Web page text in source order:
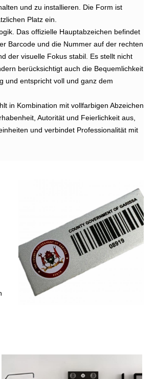
und zu installieren. Die Form ist
Platz ein.
Das offizielle Hauptabzeichen befindet
Barcode und die Nummer auf der rechten
der visuelle Fokus stabil. Es stellt nicht
berücksichtigt auch die Bequemlichkeit
und entspricht voll und ganz dem
in Kombination mit vollfarbigen Abzeichen
Autorität und Feierlichkeit aus,
und verbindet Professionalität mit